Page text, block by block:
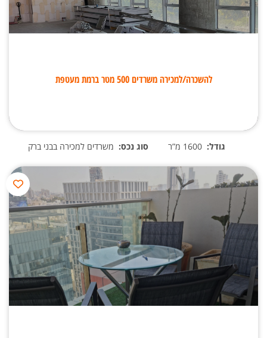
להשכרה/למכירה משרדים 500 מטר ברמת מעטפת
גודל: סוג נכס: משרדים למכירה בבני ברק